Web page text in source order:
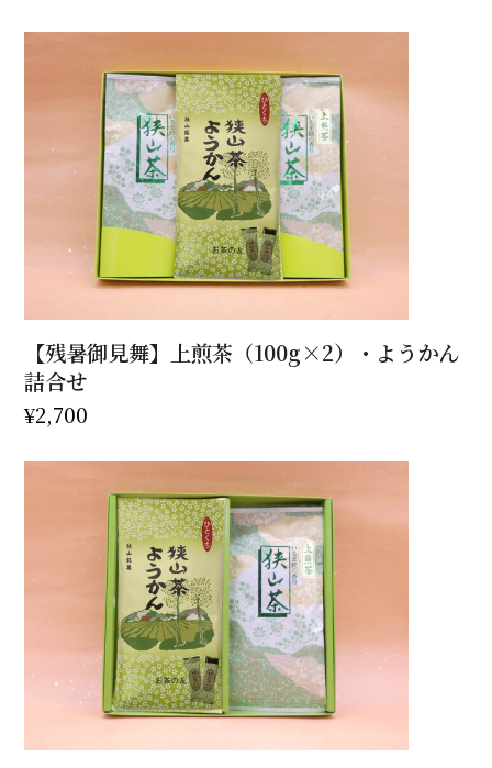
【残暑御見舞】上煎茶（100g×2）・ようかん
詰合せ
¥2,700